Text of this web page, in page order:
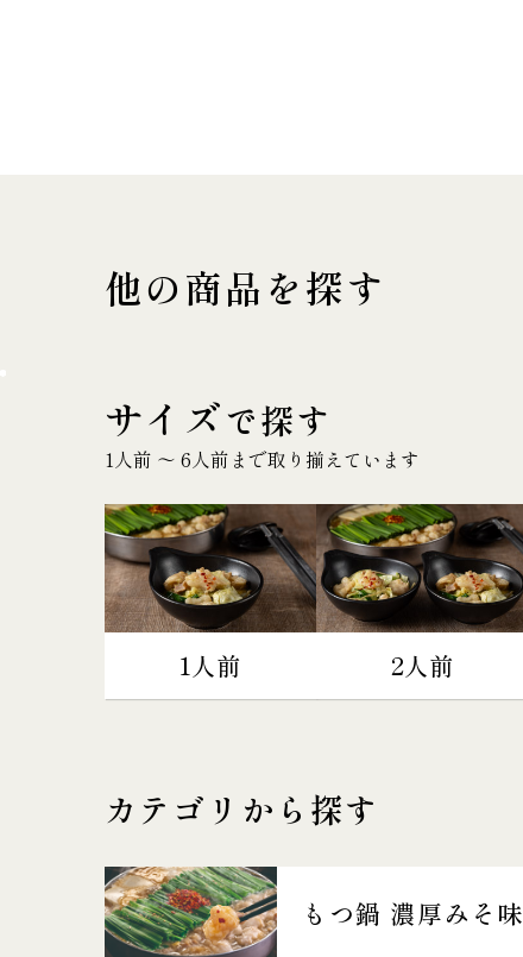
他の商品を探す
サイズで探す
1人前 〜 6人前まで取り揃えています
1人前 2人前
カテゴリから探す
もつ鍋 濃厚みそ味